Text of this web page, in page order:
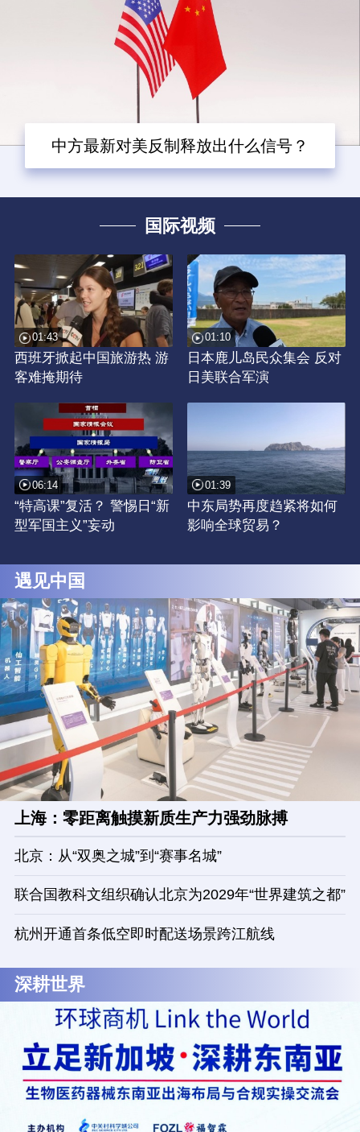
中方最新对美反制释放出什么信号？
国际视频
01:43
西班牙掀起中国旅游热 游
客难掩期待
01:10
日本鹿儿岛民众集会 反对
日美联合军演
06:14
“特高课”复活？ 警惕日“新
型军国主义”妄动
01:39
中东局势再度趋紧将如何
影响全球贸易？
遇见中国
上海：零距离触摸新质生产力强劲脉搏
北京：从“双奥之城”到“赛事名城”
联合国教科文组织确认北京为2029年“世界建筑之都”
杭州开通首条低空即时配送场景跨江航线
深耕世界